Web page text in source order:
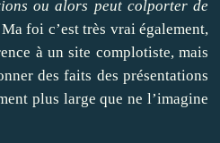
ou alors peut colporter de
foi c’est très vrai également,
à un site complotiste, mais
des faits des présentations
plus large que ne l’imagine